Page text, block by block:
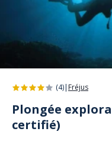
(4)| Fréjus
Plongée
certifié)